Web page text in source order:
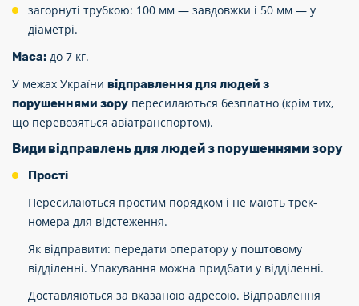
загорнуті трубкою: 100 мм — завдовжки і 50 мм — у
діаметрі.
Маса: до 7 кг.
У межах України відправлення для людей з
порушеннями зору пересилаються безплатно (крім тих,
що перевозяться авіатранспортом).
Види відправлень для людей з порушеннями зору
Прості
Пересилаються простим порядком і не мають трек-
номера для відстеження.
Як відправити: передати оператору у поштовому
відділенні. Упакування можна придбати у відділенні.
Доставляються за вказаною адресою. Відправлення